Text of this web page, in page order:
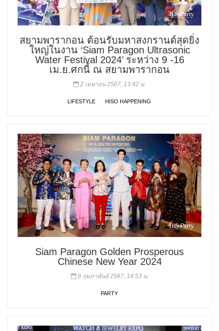
สยามพารากอน ต้อนรับมหาสงกรานต์สุดยิ่ง
ใหญ่ในงาน ‘Siam Paragon Ultrasonic
Water Festival 2024’ ระหว่าง 9 -16
เม.ย.ศกนี้ ณ สยามพารากอน
2 เมษายน 2567, 13:42 น.
LIFESTYLE HISO HAPPENING
Siam Paragon Golden Prosperous
Chinese New Year 2024
9 กุมภาพันธ์ 2567, 14:53 น.
PARTY